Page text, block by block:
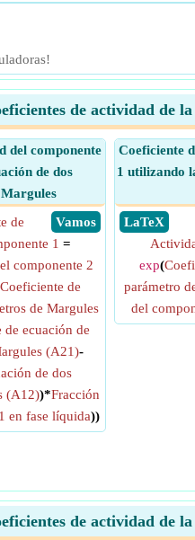
de actividad de
del componente
de dos
​ Vamos
de
1 =
componente 2
Coeficiente de
de Margules
de ecuación de
(A21)-
de dos
(A12))*Fracción
en fase líquida))
Coeficiente
1 utilizando
​ LaTeX
exp(
parámetro
del
de actividad de